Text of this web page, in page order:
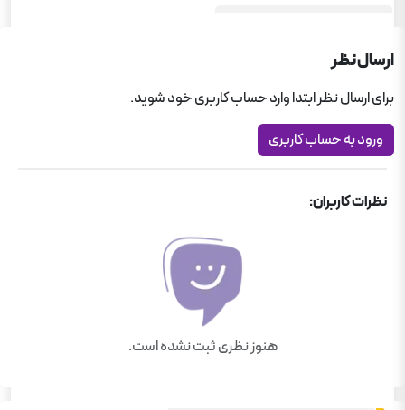
ارسال نظر
برای ارسال نظر ابتدا وارد حساب کاربری خود شوید.
ورود به حساب کاربری
نظرات کاربران:
هنوز نظری ثبت نشده است.